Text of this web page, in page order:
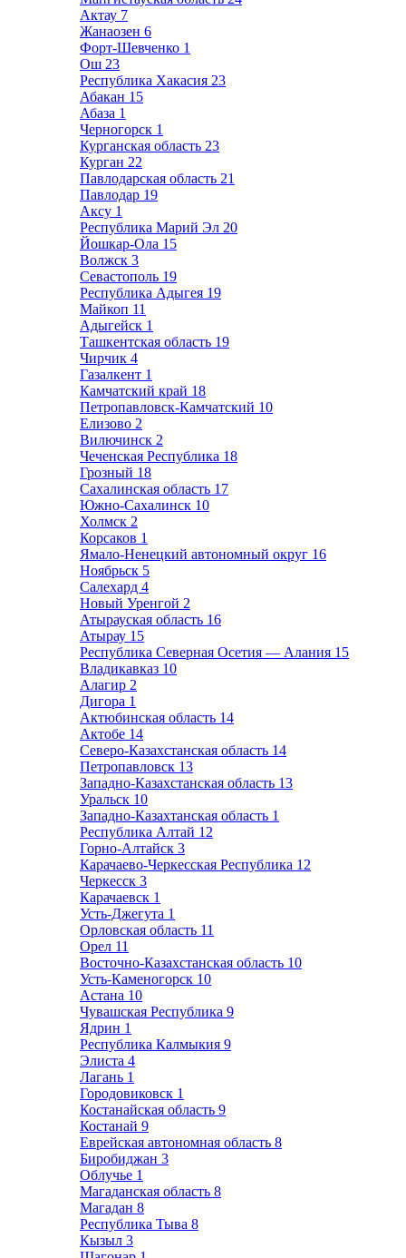
Актау 7
Жанаозен 6
Форт-Шевченко 1
Ош 23
Республика Хакасия 23
Абакан 15
Абаза 1
Черногорск 1
Курганская область 23
Курган 22
Павлодарская область 21
Павлодар 19
Аксу 1
Республика Марий Эл 20
Йошкар-Ола 15
Волжск 3
Севастополь 19
Республика Адыгея 19
Майкоп 11
Адыгейск 1
Ташкентская область 19
Чирчик 4
Газалкент 1
Камчатский край 18
Петропавловск-Камчатский 10
Елизово 2
Вилючинск 2
Чеченская Республика 18
Грозный 18
Сахалинская область 17
Южно-Сахалинск 10
Холмск 2
Корсаков 1
Ямало-Ненецкий автономный округ 16
Ноябрьск 5
Салехард 4
Новый Уренгой 2
Атырауская область 16
Атырау 15
Республика Северная Осетия — Алания 15
Владикавказ 10
Алагир 2
Дигора 1
Актюбинская область 14
Актобе 14
Северо-Казахстанская область 14
Петропавловск 13
Западно-Казахстанская область 13
Уральск 10
Западно-Казахтанская область 1
Республика Алтай 12
Горно-Алтайск 3
Карачаево-Черкесская Республика 12
Черкесск 3
Карачаевск 1
Усть-Джегута 1
Орловская область 11
Орел 11
Восточно-Казахстанская область 10
Усть-Каменогорск 10
Астана 10
Чувашская Республика 9
Ядрин 1
Республика Калмыкия 9
Элиста 4
Лагань 1
Городовиковск 1
Костанайская область 9
Костанай 9
Еврейская автономная область 8
Биробиджан 3
Облучье 1
Магаданская область 8
Магадан 8
Республика Тыва 8
Кызыл 3